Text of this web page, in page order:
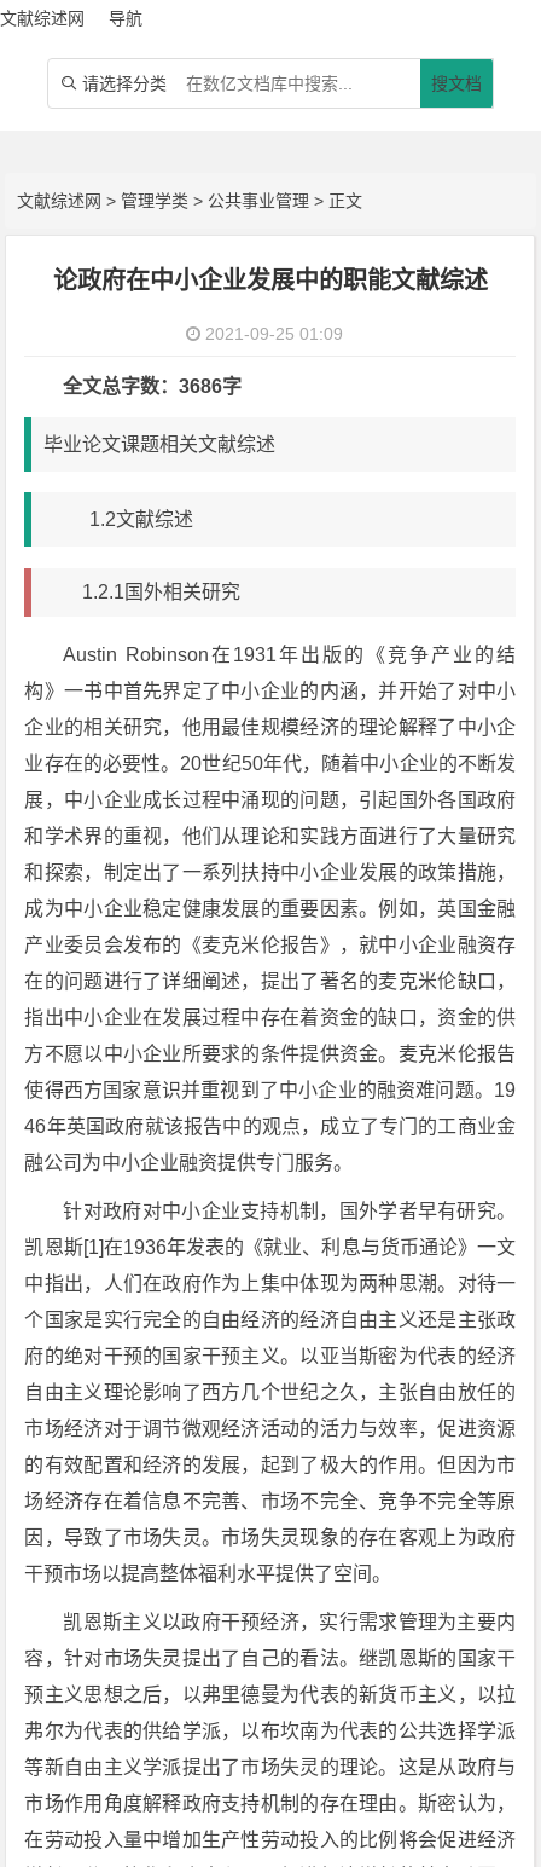
文献综述网 导航
 请选择分类 搜文档
文献综述网 >管理学类 > 公共事业管理 > 正文
论政府在中小企业发展中的职能文献综述
2021-09-25 01:09
全文总字数：3686字
毕业论文课题相关文献综述
1.2文献综述
1.2.1国外相关研究
Austin Robinson在1931年出版的《竞争产业的结
构》一书中首先界定了中小企业的内涵，并开始了对中小
企业的相关研究，他用最佳规模经济的理论解释了中小企
业存在的必要性。20世纪50年代，随着中小企业的不断发
展，中小企业成长过程中涌现的问题，引起国外各国政府
和学术界的重视，他们从理论和实践方面进行了大量研究
和探索，制定出了一系列扶持中小企业发展的政策措施，
成为中小企业稳定健康发展的重要因素。例如，英国金融
产业委员会发布的《麦克米伦报告》，就中小企业融资存
在的问题进行了详细阐述，提出了著名的麦克米伦缺口，
指出中小企业在发展过程中存在着资金的缺口，资金的供
方不愿以中小企业所要求的条件提供资金。麦克米伦报告
使得西方国家意识并重视到了中小企业的融资难问题。19
46年英国政府就该报告中的观点，成立了专门的工商业金
融公司为中小企业融资提供专门服务。
针对政府对中小企业支持机制，国外学者早有研究。
凯恩斯[1]在1936年发表的《就业、利息与货币通论》一文
中指出，人们在政府作为上集中体现为两种思潮。对待一
个国家是实行完全的自由经济的经济自由主义还是主张政
府的绝对干预的国家干预主义。以亚当斯密为代表的经济
自由主义理论影响了西方几个世纪之久，主张自由放任的
市场经济对于调节微观经济活动的活力与效率，促进资源
的有效配置和经济的发展，起到了极大的作用。但因为市
场经济存在着信息不完善、市场不完全、竞争不完全等原
因，导致了市场失灵。市场失灵现象的存在客观上为政府
干预市场以提高整体福利水平提供了空间。
凯恩斯主义以政府干预经济，实行需求管理为主要内
容，针对市场失灵提出了自己的看法。继凯恩斯的国家干
预主义思想之后，以弗里德曼为代表的新货币主义，以拉
弗尔为代表的供给学派，以布坎南为代表的公共选择学派
等新自由主义学派提出了市场失灵的理论。这是从政府与
市场作用角度解释政府支持机制的存在理由。斯密认为，
在劳动投入量中增加生产性劳动投入的比例将会促进经济